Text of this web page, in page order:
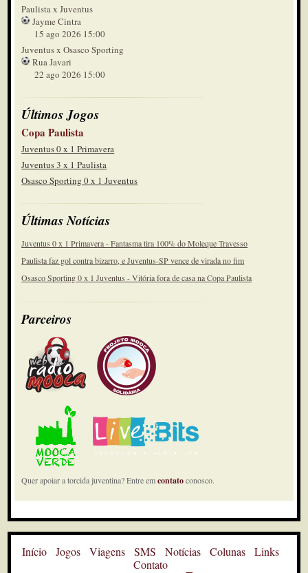
Paulista x Juventus
Jayme Cintra
15 ago 2026 15:00
Juventus x Osasco Sporting
Rua Javari
22 ago 2026 15:00
Últimos Jogos
Copa Paulista
Juventus 0 x 1 Primavera
Juventus 3 x 1 Paulista
Osasco Sporting 0 x 1 Juventus
Últimas Notícias
Juventus 0 x 1 Primavera - Fantasma tira 100% do Moleque Travesso
Paulista faz gol contra bizarro, e Juventus-SP vence de virada no fim
Osasco Sporting 0 x 1 Juventus - Vitória fora de casa na Copa Paulista
Parceiros
Quer apoiar a torcida juventina? Entre emcontatoconosco.
Início Jogos Viagens SMS Notícias Colunas
Links
Contato